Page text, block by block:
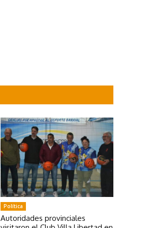
Política
Autoridades provinciales